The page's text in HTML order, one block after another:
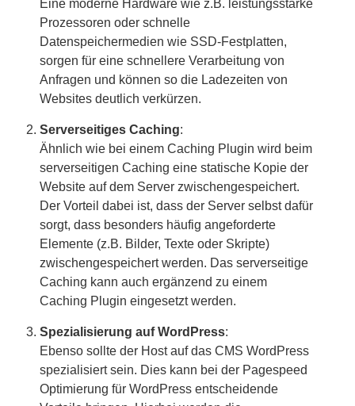
Eine moderne Hardware wie z.B. leistungsstarke
Prozessoren oder schnelle
Datenspeichermedien wie SSD-Festplatten,
sorgen für eine schnellere Verarbeitung von
Anfragen und können so die Ladezeiten von
Websites deutlich verkürzen.
Serverseitiges Caching:
Ähnlich wie bei einem Caching Plugin wird beim
serverseitigen Caching eine statische Kopie der
Website auf dem Server zwischengespeichert.
Der Vorteil dabei ist, dass der Server selbst dafür
sorgt, dass besonders häufig angeforderte
Elemente (z.B. Bilder, Texte oder Skripte)
zwischengespeichert werden. Das serverseitige
Caching kann auch ergänzend zu einem
Caching Plugin eingesetzt werden.
Spezialisierung auf WordPress:
Ebenso sollte der Host auf das CMS WordPress
spezialisiert sein. Dies kann bei der Pagespeed
Optimierung für WordPress entscheidende